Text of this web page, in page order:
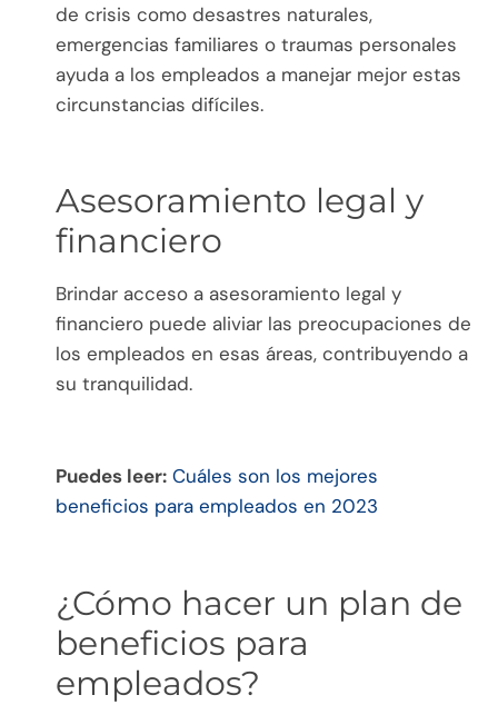
de crisis como desastres naturales,
emergencias familiares o traumas personales
ayuda a los empleados a manejar mejor estas
circunstancias difíciles.
Asesoramiento legal y
financiero
Brindar acceso a asesoramiento legal y
financiero puede aliviar las preocupaciones de
los empleados en esas áreas, contribuyendo a
su tranquilidad.
Puedes leer: Cuáles son los mejores
beneficios para empleados en 2023
¿Cómo hacer un plan de
beneficios para
empleados?